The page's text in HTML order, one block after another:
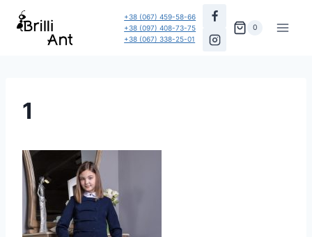
Перейти
+38 (067) 459-58-66
+38 (097) 408-73-75
+38 (067) 338-25-01
0
1